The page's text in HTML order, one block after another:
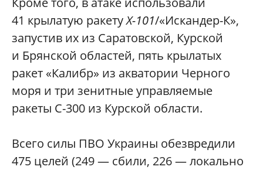
41 крылатую ракетуХ-101/«Искандер-К»,
запустив их из Саратовской, Курской
и Брянской областей, пять крылатых
ракет «Калибр» из акватории Черного
моря и три зенитные управляемые
ракеты С-300 из Курской области.
Всего силы ПВО Украины обезвредили
475 целей (249 — сбили, 226 — локально